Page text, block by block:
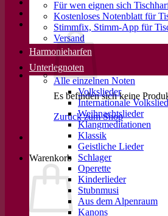
Es befinden sich keine
Zurück zum Shop
Warenkorb
Für wen eignen sich
Kostenloses Notenblatt für
Stimmfix, Stimm-App für
Versand
Harmonieharfen
Unterlegnoten
Alle einzelnen Noten
Volkslieder
Internationale
Weihnachtslieder
Klangmeditationen
Klassik
Geistliche Lieder
Schlager
Operette
Kinderlieder
Stubnmusi
Aus dem Alpenraum
Kanons